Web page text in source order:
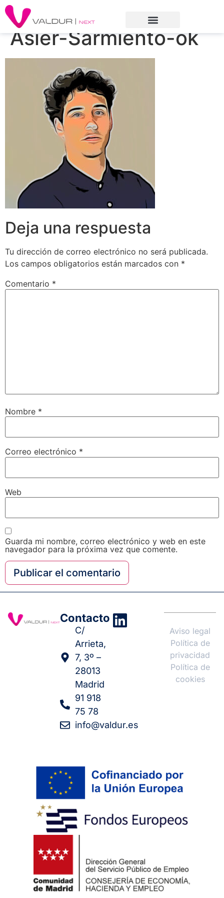
Asier-Sarmiento-ok
Deja una respuesta
Tu dirección de correo electrónico no será publicada.
Los campos obligatorios están marcados con *
Comentario *
Nombre *
Correo electrónico *
Web
Guarda mi nombre, correo electrónico y web en este
navegador para la próxima vez que comente.
Contacto
C/
Arrieta,
7, 3º –
28013
Madrid
91 918
75 78
info@valdur.es
Aviso legal
Política de
privacidad
Política de
cookies